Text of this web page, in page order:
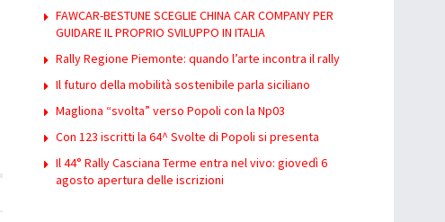
FAWCAR-BESTUNE SCEGLIE CHINA CAR COMPANY PER
GUIDARE IL PROPRIO SVILUPPO IN ITALIA
Rally Regione Piemonte: quando l’arte incontra il rally
Il futuro della mobilità sostenibile parla siciliano
Magliona “svolta” verso Popoli con la Np03
Con 123 iscritti la 64^ Svolte di Popoli si presenta
Il 44° Rally Casciana Terme entra nel vivo: giovedì 6
agosto apertura delle iscrizioni